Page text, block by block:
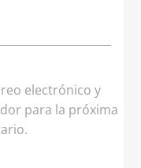
electrónico y
para la próxima